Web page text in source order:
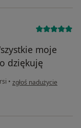
moje
dziękuję
• w opinii użytkownika MS
zgłoś nadużycie